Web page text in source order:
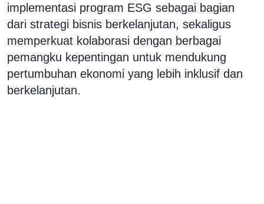
implementasi program ESG sebagai bagian
dari strategi bisnis berkelanjutan, sekaligus
memperkuat kolaborasi dengan berbagai
pemangku kepentingan untuk mendukung
pertumbuhan ekonomi yang lebih inklusif dan
berkelanjutan.